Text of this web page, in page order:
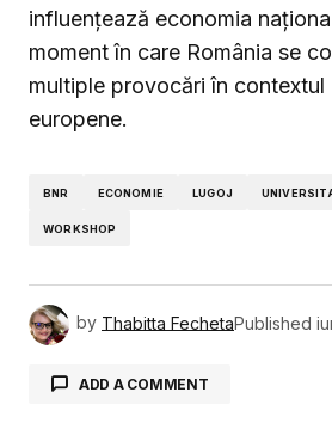
influențează economia
moment în care România se
multiple provocări în contextul
europene.
BNR ECONOMIE LUGOJ
WORKSHOP
by Thabitta FechetaPublished
ADD A COMMENT